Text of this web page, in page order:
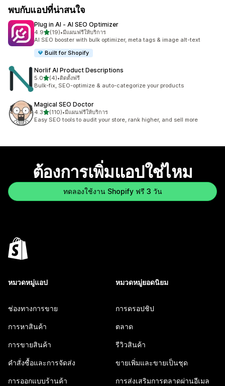
พบกับแอปที่น่าสนใจ
Plug in AI ‑ AI SEO Optimizer
4.9เต็ม 5 ดาว
(19)
ทั้งหมด 19 รีวิว
•มีแผนฟรีให้บริการ
AI SEO booster with bulk optimizer, meta tags & image alt-text
Built for Shopify
Norlif AI Product Descriptions
5.0เต็ม 5 ดาว
(4)
ทั้งหมด 4 รีวิว
•ติดตั้งฟรี
Bulk-fix, SEO-optimize & auto-categorize your products
Magical SEO Doctor
4.3เต็ม 5 ดาว
(110)
ทั้งหมด 110 รีวิว
•มีแผนฟรีให้บริการ
Easy SEO tools to audit your store, rank higher, and sell more
ต้องการเพิ่มแอปใช่ไหม
ทดลองใช้งาน Shopify ฟรี 3 วัน
หมวดหมู่แอป
ช่องทางการขาย
การหาสินค้า
การขายสินค้า
คำสั่งซื้อและการจัดส่ง
การออกแบบร้านค้า
หมวดหมู่ยอดนิยม
การดรอปชิป
ตลาด
รีวิวสินค้า
ขายเพิ่มและขายเป็นชุด
การส่งเสริมการตลาดผ่านอีเมล